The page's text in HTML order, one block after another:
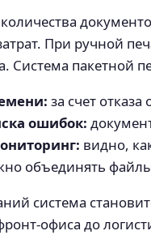
При ручной
Система пакетной
за счет
ошибок:
видно,
объединять файлы
система
офиса до